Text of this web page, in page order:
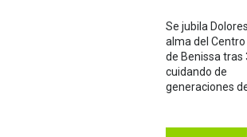
Se jubila
alma del Centro
de Benissa tras
cuidando de
generaciones